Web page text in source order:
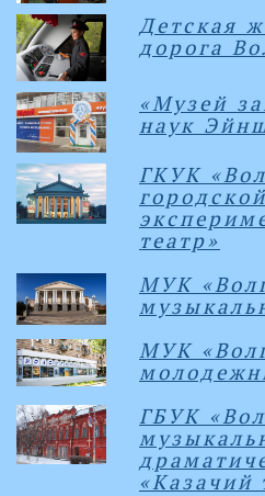
Детская
дорога
«Музей
наук
ГКУК
театр»
МУК
МУК
ГБУК
«Казачий